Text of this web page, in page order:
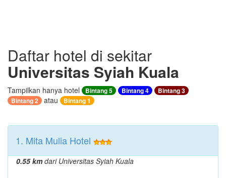
Daftar hotel di sekitar
Universitas Syiah Kuala
Tampilkan hanya hotel Bintang 5 Bintang 4
Bintang 3
Bintang 2
atau Bintang 1
1. Mita Mulia Hotel
0.55 kmdari Universitas Syiah Kuala